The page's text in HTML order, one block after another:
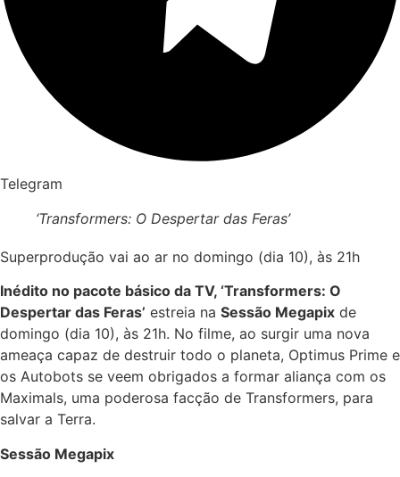
Telegram
‘Transformers: O Despertar das Feras’
Superprodução vai ao ar no domingo (dia 10), às 21h
Inédito no pacote básico da TV, ‘Transformers: O
Despertar das Feras’ estreia na Sessão Megapix de
domingo (dia 10), às 21h. No filme, ao surgir uma nova
ameaça capaz de destruir todo o planeta, Optimus Prime e
os Autobots se veem obrigados a formar aliança com os
Maximals, uma poderosa facção de Transformers, para
salvar a Terra.
Sessão Megapix